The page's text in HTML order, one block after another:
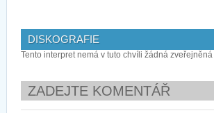
DISKOGRAFIE
Tento interpret nemá v tuto chvíli žádná zveřejněná
ZADEJTE KOMENTÁŘ